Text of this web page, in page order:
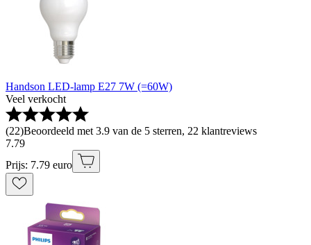
Handson LED-lamp E27 7W (=60W)
Veel verkocht
(22)Beoordeeld met 3.9 van de 5 sterren, 22 klantreviews
7.79
Prijs: 7.79 euro